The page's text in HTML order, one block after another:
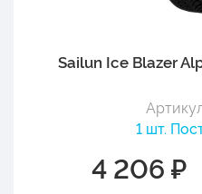
Sailun Ice Blazer
1 шт.
4 206 ₽